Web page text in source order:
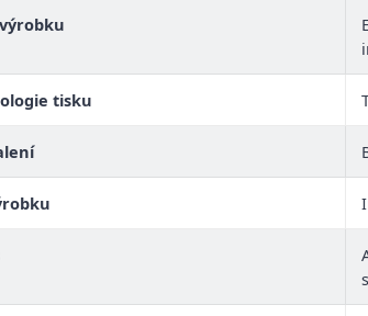
tisku